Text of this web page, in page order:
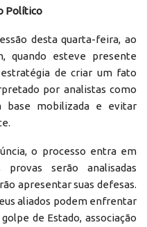
Político
desta quarta-feira, ao
quando esteve presente
de criar um fato
por analistas como
mobilizada e evitar
o processo entra em
serão analisadas
apresentar suas defesas.
aliados podem enfrentar
de Estado, associação